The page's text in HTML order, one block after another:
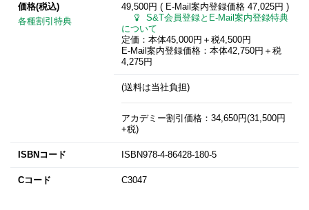
価格(税込)
各種割引特典
49,500円 ( E-Mail案内登録価格 47,025円 )
S&T会員登録とE-Mail案内登録特典
について
定価：本体45,000円＋税4,500円
E-Mail案内登録価格：本体42,750円＋税
4,275円
(送料は当社負担)
アカデミー割引価格：34,650円(31,500円
+税)
ISBNコード ISBN978-4-86428-180-5
Cコード C3047